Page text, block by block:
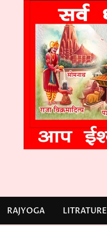
RAJYOGA LITRATURE